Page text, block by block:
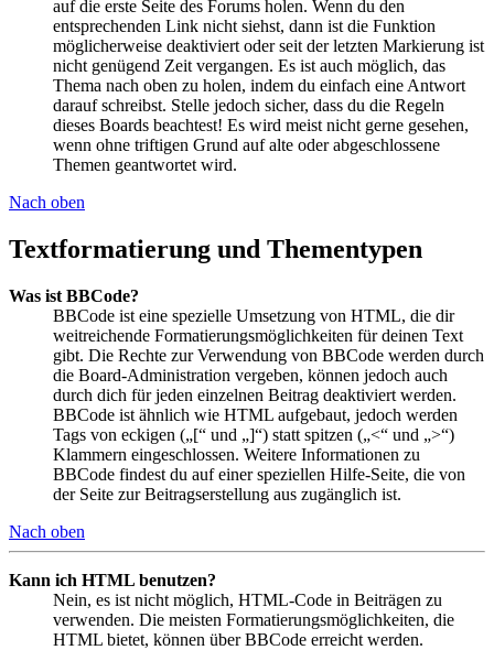
auf die erste Seite des Forums holen. Wenn du den
entsprechenden Link nicht siehst, dann ist die Funktion
möglicherweise deaktiviert oder seit der letzten Markierung ist
nicht genügend Zeit vergangen. Es ist auch möglich, das
Thema nach oben zu holen, indem du einfach eine Antwort
darauf schreibst. Stelle jedoch sicher, dass du die Regeln
dieses Boards beachtest! Es wird meist nicht gerne gesehen,
wenn ohne triftigen Grund auf alte oder abgeschlossene
Themen geantwortet wird.
Nach oben
Textformatierung und Thementypen
Was ist BBCode?
BBCode ist eine spezielle Umsetzung von HTML, die dir
weitreichende Formatierungsmöglichkeiten für deinen Text
gibt. Die Rechte zur Verwendung von BBCode werden durch
die Board-Administration vergeben, können jedoch auch
durch dich für jeden einzelnen Beitrag deaktiviert werden.
BBCode ist ähnlich wie HTML aufgebaut, jedoch werden
Tags von eckigen („[“ und „]“) statt spitzen („<“ und „>“)
Klammern eingeschlossen. Weitere Informationen zu
BBCode findest du auf einer speziellen Hilfe-Seite, die von
der Seite zur Beitragserstellung aus zugänglich ist.
Nach oben
Kann ich HTML benutzen?
Nein, es ist nicht möglich, HTML-Code in Beiträgen zu
verwenden. Die meisten Formatierungsmöglichkeiten, die
HTML bietet, können über BBCode erreicht werden.